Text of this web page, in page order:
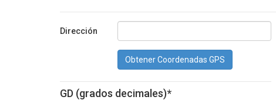
Dirección
Obtener Coordenadas GPS
GD (grados decimales)*